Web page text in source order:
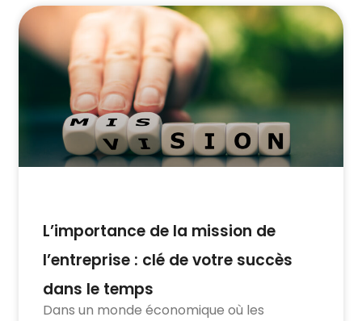
L’importance de la mission de
l’entreprise : clé de votre succès
dans le temps
Dans un monde économique où les